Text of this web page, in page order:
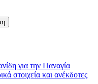
για την Παναγία
στοιχεία και ανέκδοτες